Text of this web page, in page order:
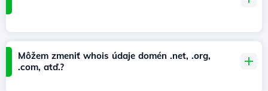
Môžem zmeniť whois údaje domén .net, .org,
.com, atď.?